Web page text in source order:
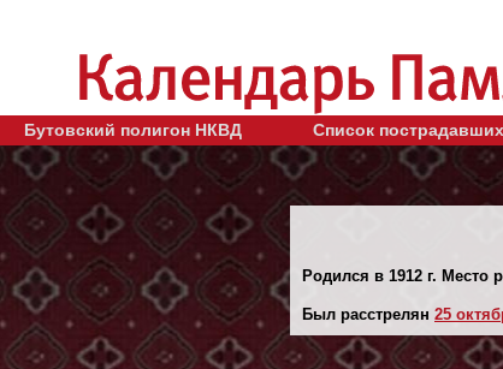
Бутовский полигон НКВД Список пострадавших
Родился в 1912 г. Место
Был расстрелян 25